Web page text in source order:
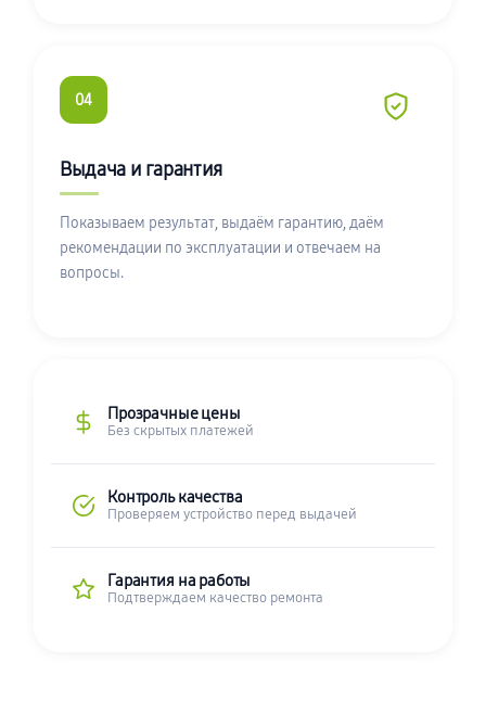
04
Выдача и гарантия
Показываем результат, выдаём гарантию, даём
рекомендации по эксплуатации и отвечаем на
вопросы.
Прозрачные цены
Без скрытых платежей
Контроль качества
Проверяем устройство перед выдачей
Гарантия на работы
Подтверждаем качество ремонта